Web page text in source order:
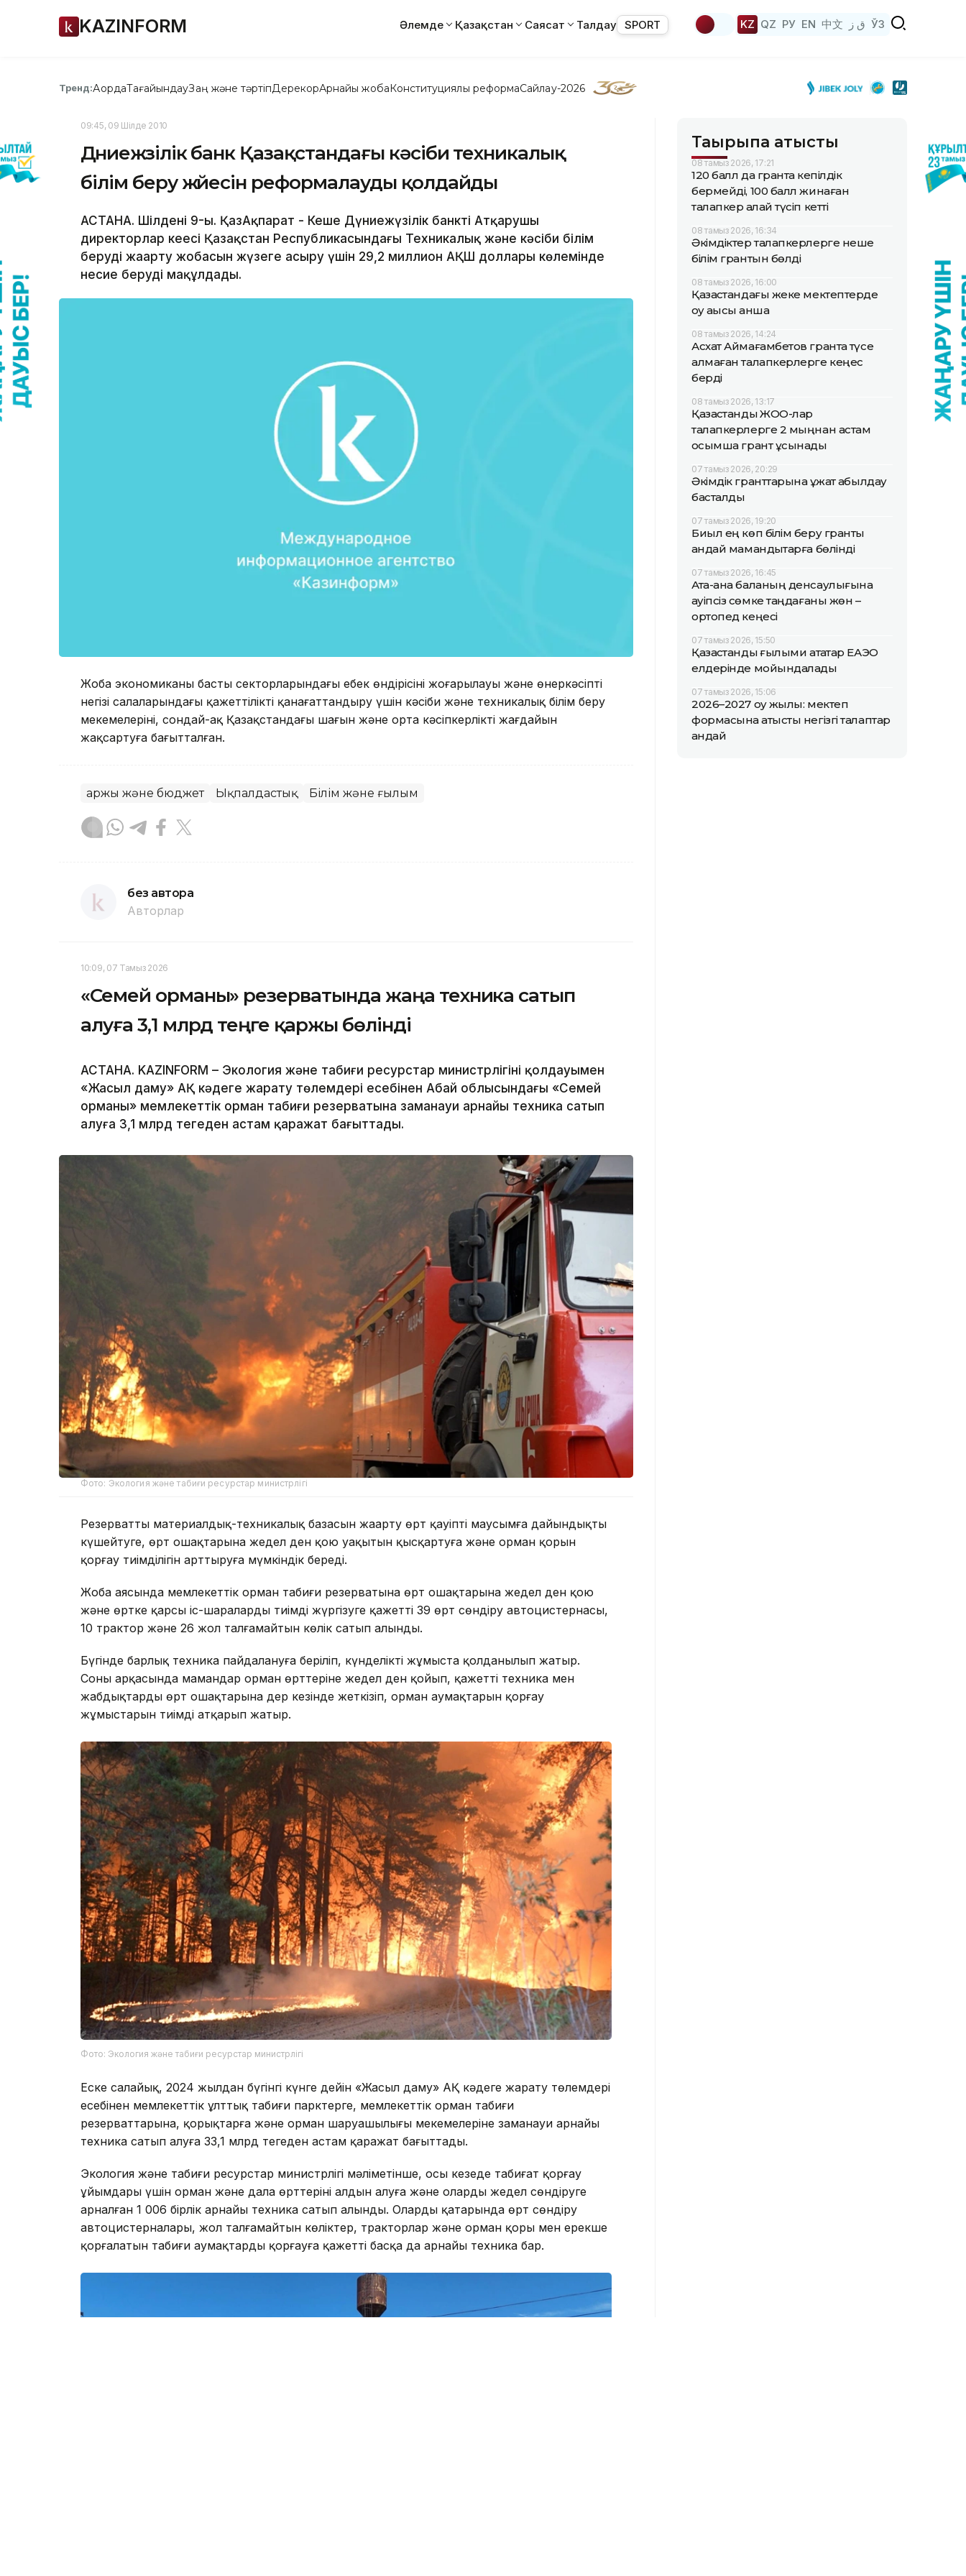
KAZINFORM Әлемде Қазақстан Саясат Талдау SPORT KZ QZ РУ EN 中文 ق ز ЎЗ
Тренд:АқордаТағайындауЗаң және тәртіпДерекқорАрнайы жобаКонституциялық реформаСайлау-2026
09:45, 09 Шілде 2010
Дүниежүзілік банк Қазақстандағы кәсіби техникалық
білім беру жүйесін реформалауды қолдайды
АСТАНА. Шілденің 9-ы. ҚазАқпарат - Кеше Дүниежүзілік банктің Атқарушы
директорлар кеңесі Қазақстан Республикасындағы Техникалық және кәсіби білім
беруді жаңарту жобасын жүзеге асыру үшін 29,2 миллион АҚШ доллары көлемінде
несие беруді мақұлдады.
Жоба экономиканың басты секторларындағы еңбек өндірісінің жоғарылауы және өнеркәсіптің
негізі салаларындағы қажеттілікті қанағаттандыру үшін кәсіби және техникалық білім беру
мекемелерінің, сондай-ақ Қазақстандағы шағын және орта кәсіпкерліктің жағдайын
жақсартуға бағытталған.
Қаржы және бюджет Ықпалдастық Білім және ғылым
без автора
Авторлар
10:09, 07 Тамыз 2026
«Семей орманы» резерватында жаңа техника сатып
алуға 3,1 млрд теңге қаржы бөлінді
АСТАНА. KAZINFORM – Экология және табиғи ресурстар министрлігінің қолдауымен
«Жасыл даму» АҚ кәдеге жарату төлемдері есебінен Абай облысындағы «Семей
орманы» мемлекеттік орман табиғи резерватына заманауи арнайы техника сатып
алуға 3,1 млрд теңгеден астам қаражат бағыттады.
Фото: Экология және табиғи ресурстар министрлігі
Резерваттың материалдық-техникалық базасын жаңарту өрт қауіпті маусымға дайындықты
күшейтуге, өрт ошақтарына жедел ден қою уақытын қысқартуға және орман қорын
қорғау тиімділігін арттыруға мүмкіндік береді.
Жоба аясында мемлекеттік орман табиғи резерватына өрт ошақтарына жедел ден қою
және өртке қарсы іс-шараларды тиімді жүргізуге қажетті 39 өрт сөндіру автоцистернасы,
10 трактор және 26 жол талғамайтын көлік сатып алынды.
Бүгінде барлық техника пайдалануға беріліп, күнделікті жұмыста қолданылып жатыр.
Соның арқасында мамандар орман өрттеріне жедел ден қойып, қажетті техника мен
жабдықтарды өрт ошақтарына дер кезінде жеткізіп, орман аумақтарын қорғау
жұмыстарын тиімді атқарып жатыр.
Фото: Экология және табиғи ресурстар министрлігі
Еске салайық, 2024 жылдан бүгінгі күнге дейін «Жасыл даму» АҚ кәдеге жарату төлемдері
есебінен мемлекеттік ұлттық табиғи парктерге, мемлекеттік орман табиғи
резерваттарына, қорықтарға және орман шаруашылығы мекемелеріне заманауи арнайы
техника сатып алуға 33,1 млрд теңгеден астам қаражат бағыттады.
Экология және табиғи ресурстар министрлігі мәліметінше, осы кезеңде табиғат қорғау
ұйымдары үшін орман және дала өрттерінің алдын алуға және оларды жедел сөндіруге
арналған 1 006 бірлік арнайы техника сатып алынды. Олардың қатарында өрт сөндіру
автоцистерналары, жол талғамайтын көліктер, тракторлар және орман қоры мен ерекше
қорғалатын табиғи аумақтарды қорғауға қажетті басқа да арнайы техника бар.
Тақырыпқа қатысты
08 тамыз 2026, 17:21
120 балл да грантқа кепілдік
бермейді, 100 балл жинаған
талапкер қалай түсіп кетті
08 тамыз 2026, 16:34
Әкімдіктер талапкерлерге неше
білім грантын бөлді
08 тамыз 2026, 16:00
Қазақстандағы жеке мектептерде
оқу ақысы қанша
08 тамыз 2026, 14:24
Асхат Аймағамбетов грантқа түсе
алмаған талапкерлерге кеңес
берді
08 тамыз 2026, 13:17
Қазақстандық ЖОО-лар
талапкерлерге 2 мыңнан астам
қосымша грант ұсынады
07 тамыз 2026, 20:29
Әкімдік гранттарына құжат қабылдау
басталды
07 тамыз 2026, 19:20
Биыл ең көп білім беру гранты
қандай мамандықтарға бөлінді
07 тамыз 2026, 16:45
Ата-ана баланың денсаулығына
қауіпсіз сөмке таңдағаны жөн –
ортопед кеңесі
07 тамыз 2026, 15:50
Қазақстандық ғылыми атақтар ЕАЭО
елдерінде мойындалады
07 тамыз 2026, 15:06
2026–2027 оқу жылы: мектеп
формасына қатысты негізгі талаптар
қандай